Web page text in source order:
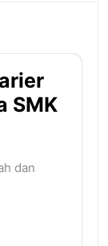
SMK
dan